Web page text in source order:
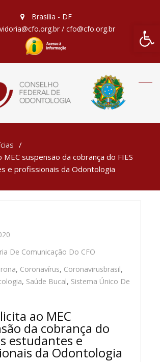
Barra
Brasília - DF
/ cfo@cfo.org.br
MEC suspensão da cobrança do FIES
e profissionais da Odontologia
De Comunicação Do CFO
, Coronavírus, Coronavirusbrasil,
, Saúde Bucal, Sistema Único De
ao MEC
da cobrança do
estudantes e
da Odontologia